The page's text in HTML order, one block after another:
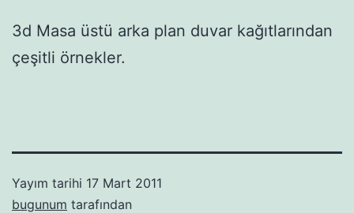
3d Masa üstü arka plan duvar kağıtlarından
çeşitli örnekler.
Yayım tarihi 17 Mart 2011
bugunum tarafından